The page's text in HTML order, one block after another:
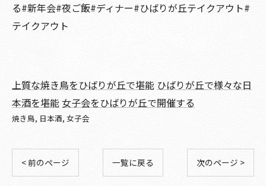
る#新年会#夜ご飯#ディナー#ひばりが丘テイクアウト#
テイクアウト
上質な焼き鳥をひばりが丘で堪能 ひばりが丘で様々な日
本酒を堪能女子会をひばりが丘で開催する
焼き鳥 日本酒 女子会
< 前のページ 一覧に戻る 次のページ >